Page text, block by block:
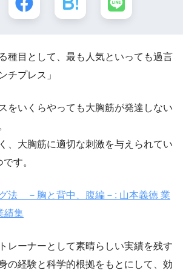
種目として、最も人気といっても過言
チプレス」
をいくらやっても大胸筋が発達しない
、大胸筋に適切な刺激を与えられてい
す。
法 －胸と背中、腹編－: 山本義徳 業
績集
レーナーとして素晴らしい実績を残す
の経験と科学的根拠をもとにして、効